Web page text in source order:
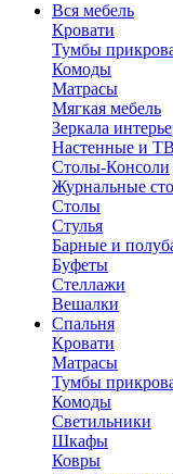
Вся мебель
Кровати
Тумбы
Комоды
Матрасы
Мягкая мебель
Зеркала
Настенные и
Столы-Консоли
Журнальные
Столы
Стулья
Барные и
Буфеты
Стеллажи
Вешалки
Cпальня
Кровати
Матрасы
Тумбы
Комоды
Светильники
Шкафы
Ковры